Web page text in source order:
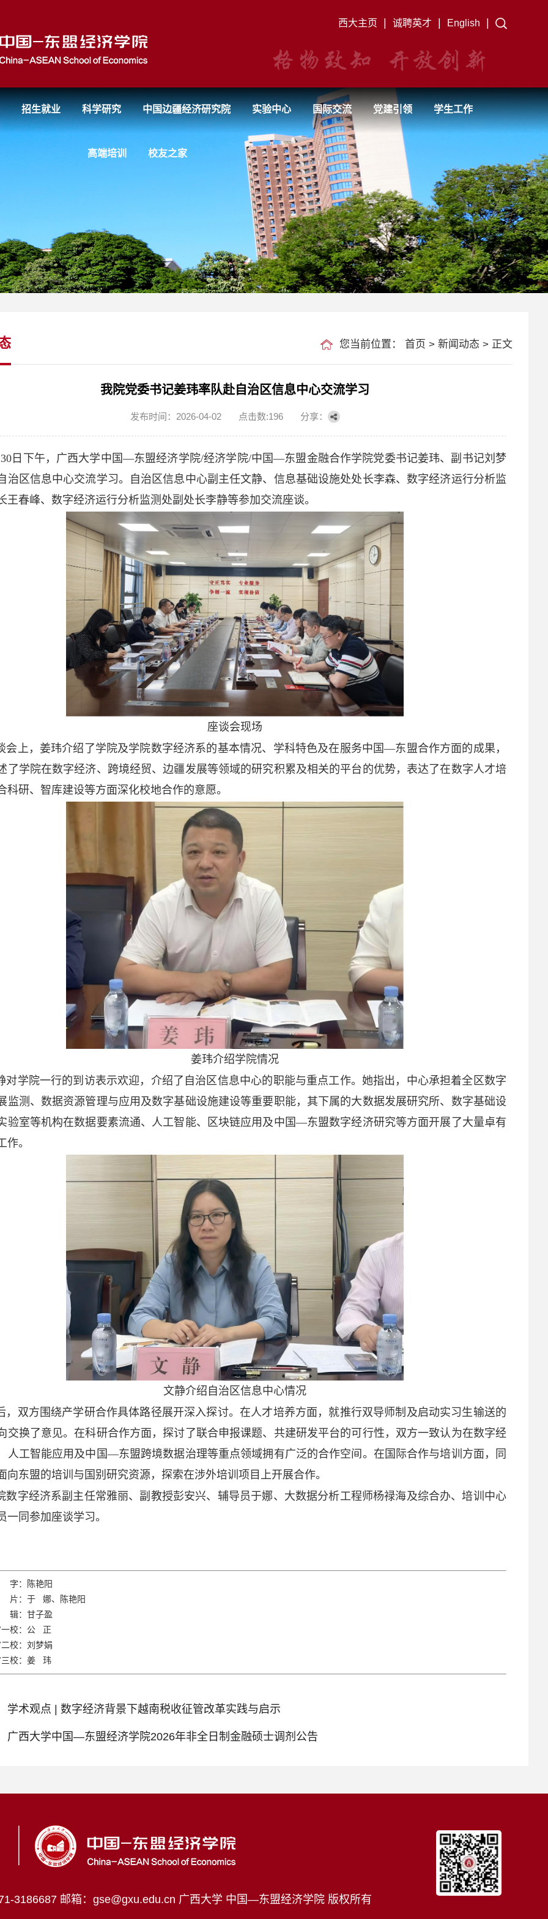
西大主页 诚聘英才 English
招生就业 科学研究 中国边疆经济研究院 实验中心 国际交流 党建引领 学生工作
高端培训 校友之家
您当前位置： 首页 > 新闻动态 > 正文
我院党委书记姜玮率队赴自治区信息中心交流学习
发布时间：2026-04-02 点击数:196 分享：
日下午，广西大学中国—东盟经济学院/经济学院/中国—东盟金融合作学院党委书记姜玮、副书记刘梦
治区信息中心交流学习。自治区信息中心副主任文静、信息基础设施处处长李森、数字经济运行分析监
王春峰、数字经济运行分析监测处副处长李静等参加交流座谈。
座谈会现场
会上，姜玮介绍了学院及学院数字经济系的基本情况、学科特色及在服务中国—东盟合作方面的成果，
了学院在数字经济、跨境经贸、边疆发展等领域的研究积累及相关的平台的优势，表达了在数字人才培
科研、智库建设等方面深化校地合作的意愿。
姜玮介绍学院情况
对学院一行的到访表示欢迎，介绍了自治区信息中心的职能与重点工作。她指出，中心承担着全区数字
监测、数据资源管理与应用及数字基础设施建设等重要职能，其下属的大数据发展研究所、数字基础设
验室等机构在数据要素流通、人工智能、区块链应用及中国—东盟数字经济研究等方面开展了大量卓有
作。
文静介绍自治区信息中心情况
，双方围绕产学研合作具体路径展开深入探讨。在人才培养方面，就推行双导师制及启动实习生输送的
交换了意见。在科研合作方面，探讨了联合申报课题、共建研发平台的可行性，双方一致认为在数字经
人工智能应用及中国—东盟跨境数据治理等重点领域拥有广泛的合作空间。在国际合作与培训方面，同
向东盟的培训与国别研究资源，探索在涉外培训项目上开展合作。
数字经济系副主任常雅丽、副教授彭安兴、辅导员于娜、大数据分析工程师杨禄海及综合办、培训中心
一同参加座谈学习。
：陈艳阳
：于 娜、陈艳阳
：甘子盈
一校：公 正
校：刘梦娟
三校：姜 玮
学术观点 | 数字经济背景下越南税收征管改革实践与启示
广西大学中国—东盟经济学院2026年非全日制金融硕士调剂公告
3186687 邮箱：gse@gxu.edu.cn 广西大学 中国—东盟经济学院 版权所有